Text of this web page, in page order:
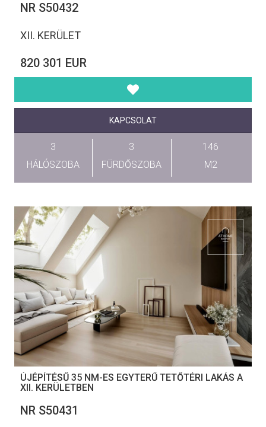
NR S50432
XII. KERÜLET
820 301 EUR
KAPCSOLAT
3
HÁLÓSZOBA
3
FÜRDŐSZOBA
146
M2
ÚJÉPÍTÉSŰ 35 NM-ES EGYTERŰ TETŐTÉRI LAKÁS A
XII. KERÜLETBEN
NR S50431